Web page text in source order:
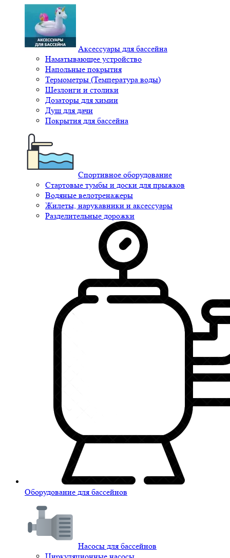
Аксессуары для бассейна
Наматывающее устройство
Напольные покрытия
Термометры (Температура воды)
Шезлонги и столики
Дозаторы для химии
Душ для дачи
Покрытия для бассейна
Спортивное оборудование
Стартовые тумбы и доски для прыжков
Водяные велотренажеры
Жилеты, нарукавники и аксессуары
Разделительные дорожки
Оборудование для бассейнов
Насосы для бассейнов